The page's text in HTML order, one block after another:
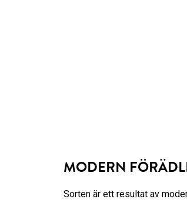
MODERN
Sorten är ett resultat av